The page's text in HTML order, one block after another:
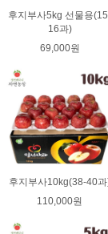
후지부사5kg 선물용
16과)
69,000원
후지부사10kg(38-40
110,000원